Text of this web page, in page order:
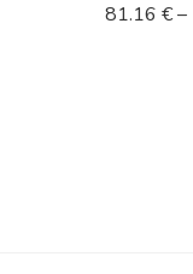
81.16 €–